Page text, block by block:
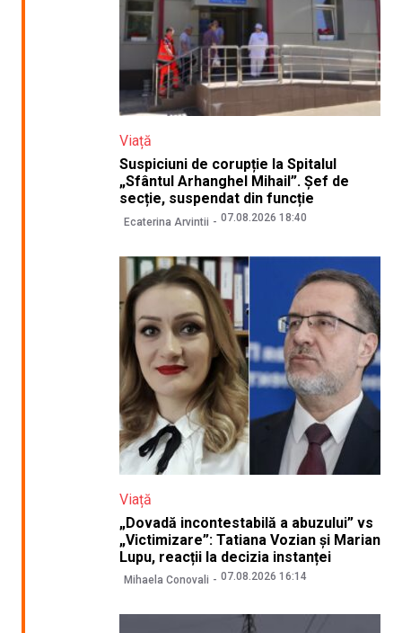
Viață
Suspiciuni de corupție la Spitalul
„Sfântul Arhanghel Mihail”. Șef de
secție, suspendat din funcție
Ecaterina Arvintii 07.08.2026 18:40
Viață
„Dovadă incontestabilă a abuzului” vs
„Victimizare”: Tatiana Vozian și Marian
Lupu, reacții la decizia instanței
Mihaela Conovali 07.08.2026 16:14